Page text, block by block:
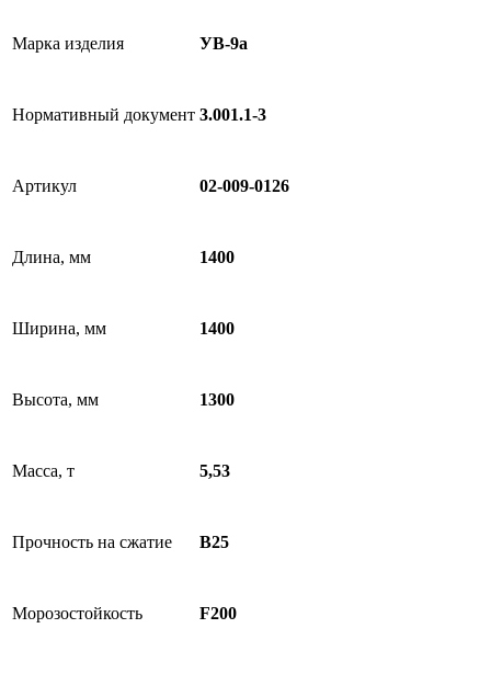
Марка изделия УВ-9а
Нормативный документ 3.001.1-3
Артикул 02-009-0126
Длина, мм 1400
Ширина, мм 1400
Высота, мм 1300
Масса, т 5,53
Прочность на сжатие B25
Морозостойкость F200